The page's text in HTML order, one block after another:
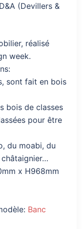
(Devillers &
réalisé
week.
sont fait en bois
bois de classes
pour être
du moabi, du
x H968mm
Banc